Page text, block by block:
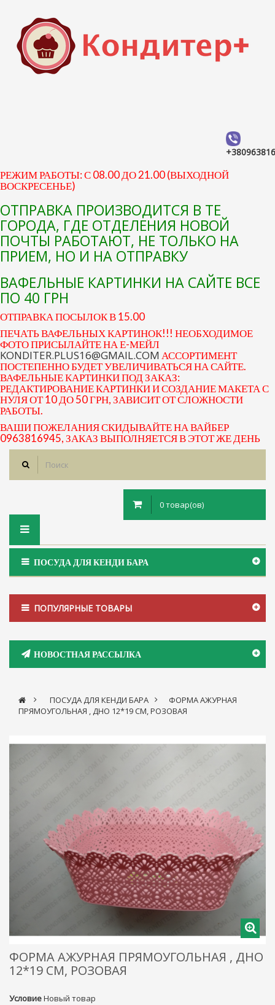
РЕЖИМ РАБОТЫ: С 08.00 ДО 21.00 (ВЫХОДНОЙ
ВОСКРЕСЕНЬЕ)
ОТПРАВКА ПРОИЗВОДИТСЯ В ТЕ
ГОРОДА, ГДЕ ОТДЕЛЕНИЯ НОВОЙ
ПОЧТЫ РАБОТАЮТ, НЕ ТОЛЬКО НА
ПРИЕМ, НО И НА ОТПРАВКУ
ВАФЕЛЬНЫЕ КАРТИНКИ НА САЙТЕ ВСЕ
ПО 40 ГРН
ОТПРАВКА ПОСЫЛОК В 15.00
ПЕЧАТЬ ВАФЕЛЬНЫХ КАРТИНОК!!! НЕОБХОДИМОЕ
ФОТО ПРИСЫЛАЙТЕ НА Е-МЕЙЛ
KONDITER.PLUS16@GMAIL.COM АССОРТИМЕНТ
ПОСТЕПЕННО БУДЕТ УВЕЛИЧИВАТЬСЯ НА САЙТЕ.
ВАФЕЛЬНЫЕ КАРТИНКИ ПОД ЗАКАЗ:
РЕДАКТИРОВАНИЕ КАРТИНКИ И СОЗДАНИЕ МАКЕТА С
НУЛЯ ОТ 10 ДО 50 ГРН, ЗАВИСИТ ОТ СЛОЖНОСТИ
РАБОТЫ.
ВАШИ ПОЖЕЛАНИЯ СКИДЫВАЙТЕ НА ВАЙБЕР
0963816945, ЗАКАЗ ВЫПОЛНЯЕТСЯ В ЭТОТ ЖЕ ДЕНЬ
0 товар(ов)
Toggle
ПОСУДА ДЛЯ КЕНДИ БАРА
ПОПУЛЯРНЫЕ ТОВАРЫ
НОВОСТНАЯ РАССЫЛКА
> ПОСУДА ДЛЯ КЕНДИ БАРА >
ФОРМА АЖУРНАЯ
ПРЯМОУГОЛЬНАЯ , ДНО 12*19 СМ, РОЗОВАЯ
ФОРМА АЖУРНАЯ ПРЯМОУГОЛЬНАЯ , ДНО
12*19 СМ, РОЗОВАЯ
УсловиеНовый товар